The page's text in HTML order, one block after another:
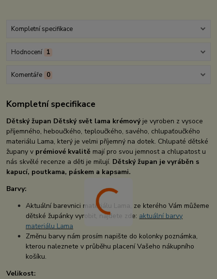
Kompletní specifikace
Hodnocení 1
Komentáře 0
Kompletní specifikace
Dětský župan Dětský svět lama krémový je vyroben z vysoce
příjemného, heboučkého, teploučkého, savého, chlupaťoučkého
materiálu Lama, který je velmi příjemný na dotek. Chlupaté dětské
župany v prémiové kvalitě mají pro svou jemnost a chlupatost u
nás skvělé recenze a děti je milují. Dětský župan je vyráběn s
kapucí, poutkama, páskem a kapsami.
Barvy:
Aktuální barevnici materiálu Lama, ze kterého Vám můžeme
dětské župánky vyrobit, najdete zde: aktuální barvy
materiálu Lama
Změnu barvy nám prosím napište do kolonky poznámka,
kterou naleznete v průběhu placení Vašeho nákupního
košíku.
Velikost: